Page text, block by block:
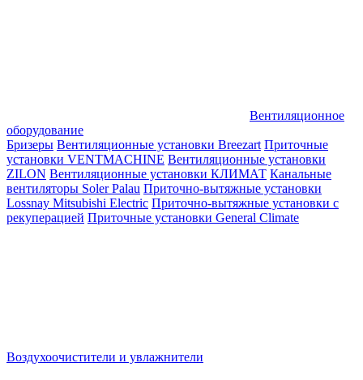
Вентиляционное
оборудование
Бризеры Вентиляционные установки Breezart Приточные
установки VENTMACHINE Вентиляционные установки
ZILON Вентиляционные установки КЛИМАТ Канальные
вентиляторы Soler Palau Приточно-вытяжные установки
Lossnay Mitsubishi Electric Приточно-вытяжные установки с
рекуперацией Приточные установки General Climate
Воздухоочистители и увлажнители